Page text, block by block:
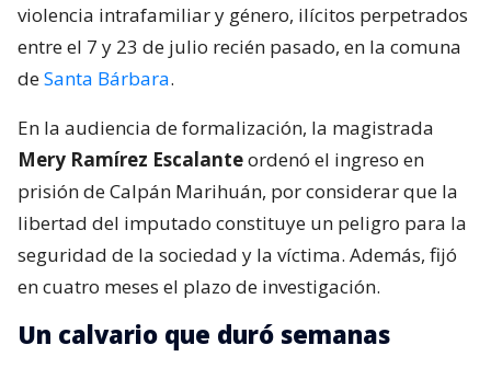
violencia intrafamiliar y género, ilícitos perpetrados
entre el 7 y 23 de julio recién pasado, en la comuna
deSanta Bárbara.
En la audiencia de formalización, la magistrada
Mery Ramírez Escalanteordenó el ingreso en
prisión de Calpán Marihuán, por considerar que la
libertad del imputado constituye un peligro para la
seguridad de la sociedad y la víctima. Además, fijó
en cuatro meses el plazo de investigación.
Un calvario que duró semanas